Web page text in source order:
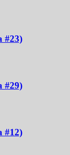
#23)
#29)
#12)